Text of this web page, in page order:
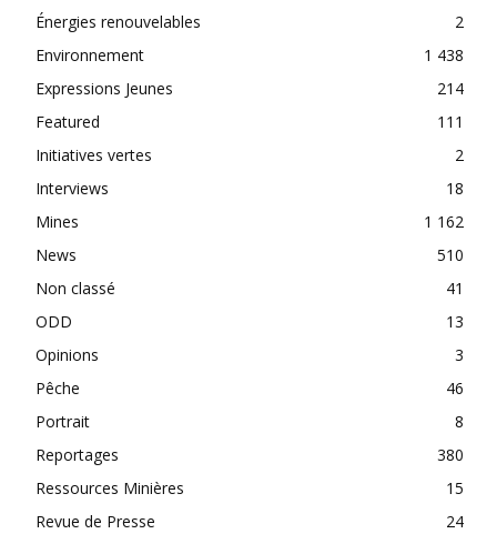
Énergies renouvelables
2
Environnement
1 438
Expressions Jeunes
214
Featured
111
Initiatives vertes
2
Interviews
18
Mines
1 162
News
510
Non classé
41
ODD
13
Opinions
3
Pêche
46
Portrait
8
Reportages
380
Ressources Minières
15
Revue de Presse
24